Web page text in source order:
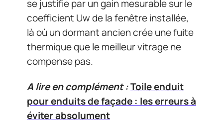
se justifie par un gain mesurable sur le
coefficient Uw de la fenêtre installée,
là où un dormant ancien crée une fuite
thermique que le meilleur vitrage ne
compense pas.
A lire en complément :Toile enduit
pour enduits de façade : les erreurs à
éviter absolument